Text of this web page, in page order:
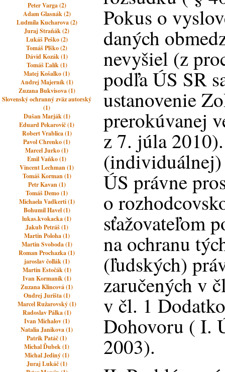
Peter Varga (2)
Adam Glasnák (2)
Ludmila Kucharova (2)
Juraj Straňák (2)
Lukáš Peško (2)
Tomáš Plško (2)
Dávid Kozák (1)
Tomáš Ľalík (1)
Matej Košalko (1)
Andrej Majerník (1)
Zuzana Bukvisova (1)
Slovenský ochranný zväz autorský
(1)
Dušan Marják (1)
Eduard Pekarovič (1)
Robert Vrablica (1)
Pavol Chrenko (1)
Marcel Jurko (1)
Emil Vaňko (1)
Vincent Lechman (1)
Tomáš Korman (1)
Petr Kavan (1)
Tomáš Demo (1)
Michaela Vadkerti (1)
Bohumil Havel (1)
lukas.kvokacka (1)
Jakub Petráš (1)
Martin Poloha (1)
Martin Svoboda (1)
Roman Prochazka (1)
jaroslav čollák (1)
Martin Estočák (1)
Ivan Kormaník (1)
Zuzana Klincová (1)
Ondrej Jurišta (1)
Marcel Ružarovský (1)
Radoslav Pálka (1)
Ivan Michalov (1)
Natalia Janikova (1)
Patrik Patáč (1)
Michal Ďubek (1)
Michal Jediný (1)
Juraj Lukáč (1)
Pokus o
daných
nevyšiel (z
podľa ÚS SR
ustanovenie
prerokúvanej
z 7. júla
(individuálnej)
ÚS právne
o
sťažovateľom
na ochranu
(ľudských)
zaručených v
v čl. 1
Dohovoru ( I.
2003).